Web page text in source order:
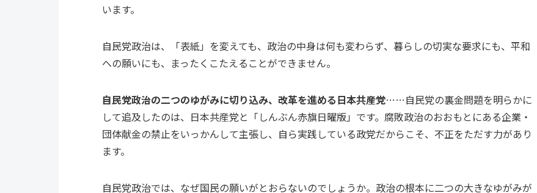
います。
自民党政治は、「表紙」を変えても、政治の中身は何も変わらず、暮らしの切実な要求にも、平和
への願いにも、まったくこたえることができません。
自民党政治の二つのゆがみに切り込み、改革を進める日本共産党……自民党の裏金問題を明らかに
して追及したのは、日本共産党と「しんぶん赤旗日曜版」です。腐敗政治のおおもとにある企業・
団体献金の禁止をいっかんして主張し、自ら実践している政党だからこそ、不正をただす力があり
ます。
自民党政治では、なぜ国民の願いがとおらないのでしょうか。政治の根本に二つの大きなゆがみが